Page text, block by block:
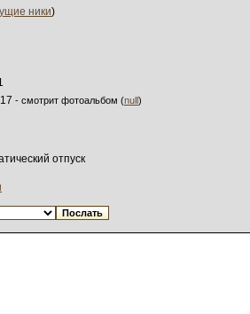
ники)
- смотрит фотоальбом (null)
отпуск